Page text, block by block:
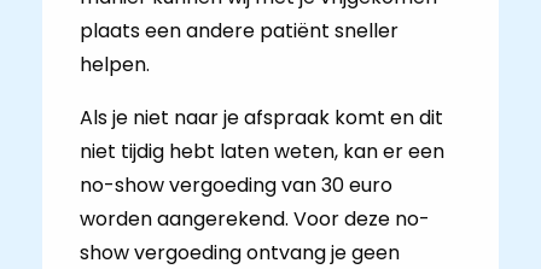
plaats een andere patiënt sneller
helpen.
Als je niet naar je afspraak komt en dit
niet tijdig hebt laten weten, kan er een
no-show vergoeding van 30 euro
worden aangerekend. Voor deze no-
show vergoeding ontvang je geen